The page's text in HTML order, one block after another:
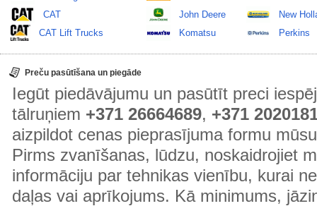
CAT
CAT Lift Trucks
John Deere
Komatsu
New
Perkins
Preču pasūtīšana un piegāde
Iegūt piedāvājumu un pasūtīt preci
tālruņiem +371 26664689, +371
aizpildot cenas pieprasījuma formu
Pirms zvanīšanas, lūdzu, noskaidrojiet
informāciju par tehnikas vienību, kurai
daļas vai aprīkojums. Kā minimums,